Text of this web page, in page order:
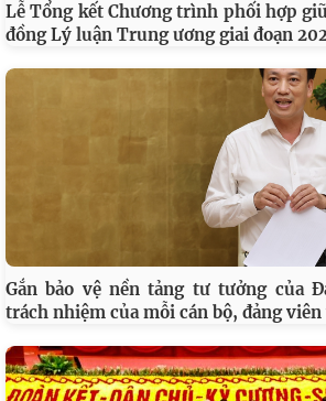
Lễ Tổng kết Chương trình phối hợp
đồng Lý luận Trung ương giai đoạn
Gắn bảo vệ nền tảng tư tưởng của
trách nhiệm của mỗi cán bộ, đảng